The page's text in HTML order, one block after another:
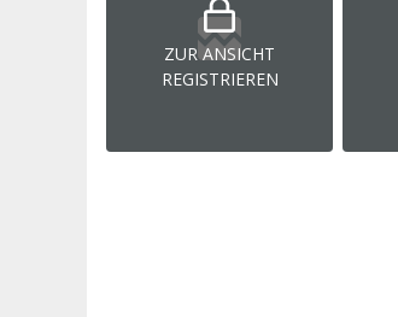
ZUR ANSICHT
REGISTRIEREN